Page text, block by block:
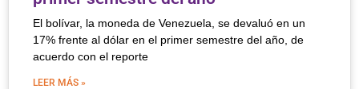
El bolívar, la moneda de Venezuela, se devaluó en un
17% frente al dólar en el primer semestre del año, de
acuerdo con el reporte
LEER MÁS »